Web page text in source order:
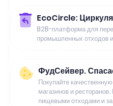
EcoCircle:
B2B-платформа для
промышленных отходов
ФудСейвер.
Покупайте
магазинов и
пищевыми отходами и